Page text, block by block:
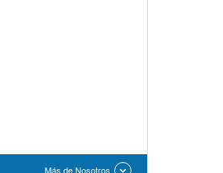
Más de Nosotros